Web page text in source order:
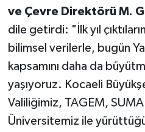
ve Çevre Direktörü M.
dile getirdi: "İlk yıl
bilimsel verilerle, bugün
kapsamını daha da
yaşıyoruz. Kocaeli
Valiliğimiz, TAGEM,
Üniversitemiz ile